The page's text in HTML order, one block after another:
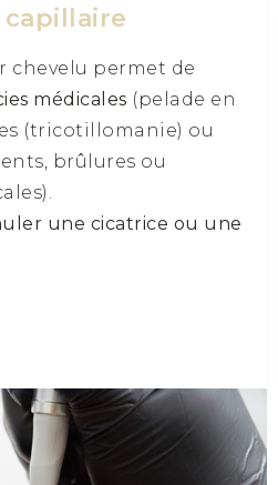
chevelu permet de
médicales (pelade en
(tricotillomanie) ou
brûlures ou
une cicatrice ou une